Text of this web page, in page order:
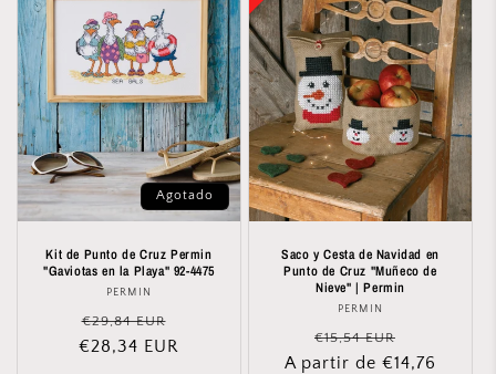
Agotado
Kit de Punto de Cruz Permin
"Gaviotas en la Playa" 92-4475
Proveedor:
PERMIN
Precio
habitual
€29,84 EUR
de
€28,34 EUR
Saco y Cesta de Navidad en
Punto de Cruz "Muñeco de
Nieve" | Permin
Proveedor:
PERMIN
Precio
habitual
€15,54 EUR
de
A partir de €14,76